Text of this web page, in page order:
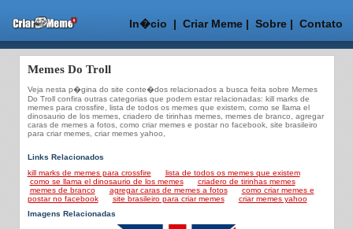
In�cio | Criar Meme| Sobre| Contato
Memes Do Troll
Veja nesta p�gina do site conte�dos relacionados a busca feita sobre Memes
Do Troll confira outras categorias que podem estar relacionadas: kill marks de
memes para crossfire, lista de todos os memes que existem, como se llama el
dinosaurio de los memes, criadero de tirinhas memes, memes de branco, agregar
caras de memes a fotos, como criar memes e postar no facebook, site brasileiro
para criar memes, criar memes yahoo,
Links Relacionados
kill marks de memes para crossfire
lista de todos os memes que existem
como se llama el dinosaurio de los memes
criadero de tirinhas memes
memes de branco
agregar caras de memes a fotos
como criar memes e
postar no facebook
site brasileiro para criar memes
criar memes yahoo
Imagens Relacionadas